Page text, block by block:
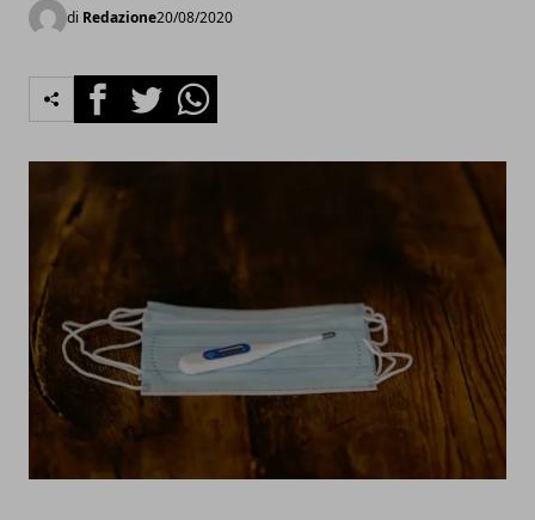
di Redazione20/08/2020
FacebookTwitterWhatsapp